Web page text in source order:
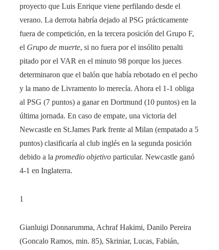
proyecto que Luis Enrique viene perfilando desde el
verano. La derrota habría dejado al PSG prácticamente
fuera de competición, en la tercera posición del Grupo F,
el Grupo de muerte, si no fuera por el insólito penalti
pitado por el VAR en el minuto 98 porque los jueces
determinaron que el balón que había rebotado en el pecho
y la mano de Livramento lo merecía. Ahora el 1-1 obliga
al PSG (7 puntos) a ganar en Dortmund (10 puntos) en la
última jornada. En caso de empate, una victoria del
Newcastle en St.James Park frente al Milan (empatado a 5
puntos) clasificaría al club inglés en la segunda posición
debido a la promedio objetivo particular. Newcastle ganó
4-1 en Inglaterra.
1
Gianluigi Donnarumma, Achraf Hakimi, Danilo Pereira
(Goncalo Ramos, min. 85), Skriniar, Lucas, Fabián,